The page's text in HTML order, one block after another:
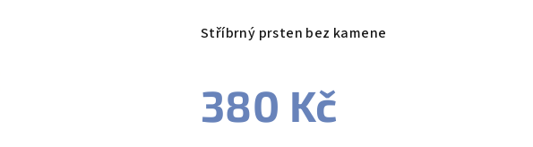
Stříbrný prsten bez kamene
380 Kč